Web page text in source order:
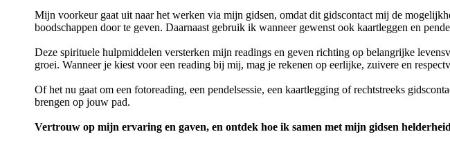
Mijn voorkeur gaat uit naar het werken via mijn gidsen, omdat dit gidscontact mij de
boodschappen door te geven. Daarnaast gebruik ik wanneer gewenst ook kaartleggen en
Deze spirituele hulpmiddelen versterken mijn readings en geven richting op belangrijke
groei. Wanneer je kiest voor een reading bij mij, mag je rekenen op eerlijke, zuivere en
Of het nu gaat om een fotoreading, een pendelsessie, een kaartlegging of rechtstreeks
brengen op jouw pad.
Vertrouw op mijn ervaring en gaven, en ontdek hoe ik samen met mijn gidsen